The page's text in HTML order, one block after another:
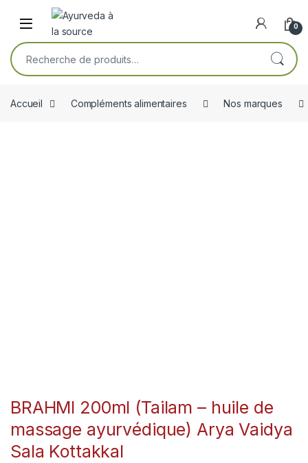
Skip to navigation
Skip to content
Open 0
Recherche pour :
Accueil Compléments alimentaires Nos marques
BRAHMI 200ml (Tailam – huile de
massage ayurvédique) Arya Vaidya
Sala Kottakkal